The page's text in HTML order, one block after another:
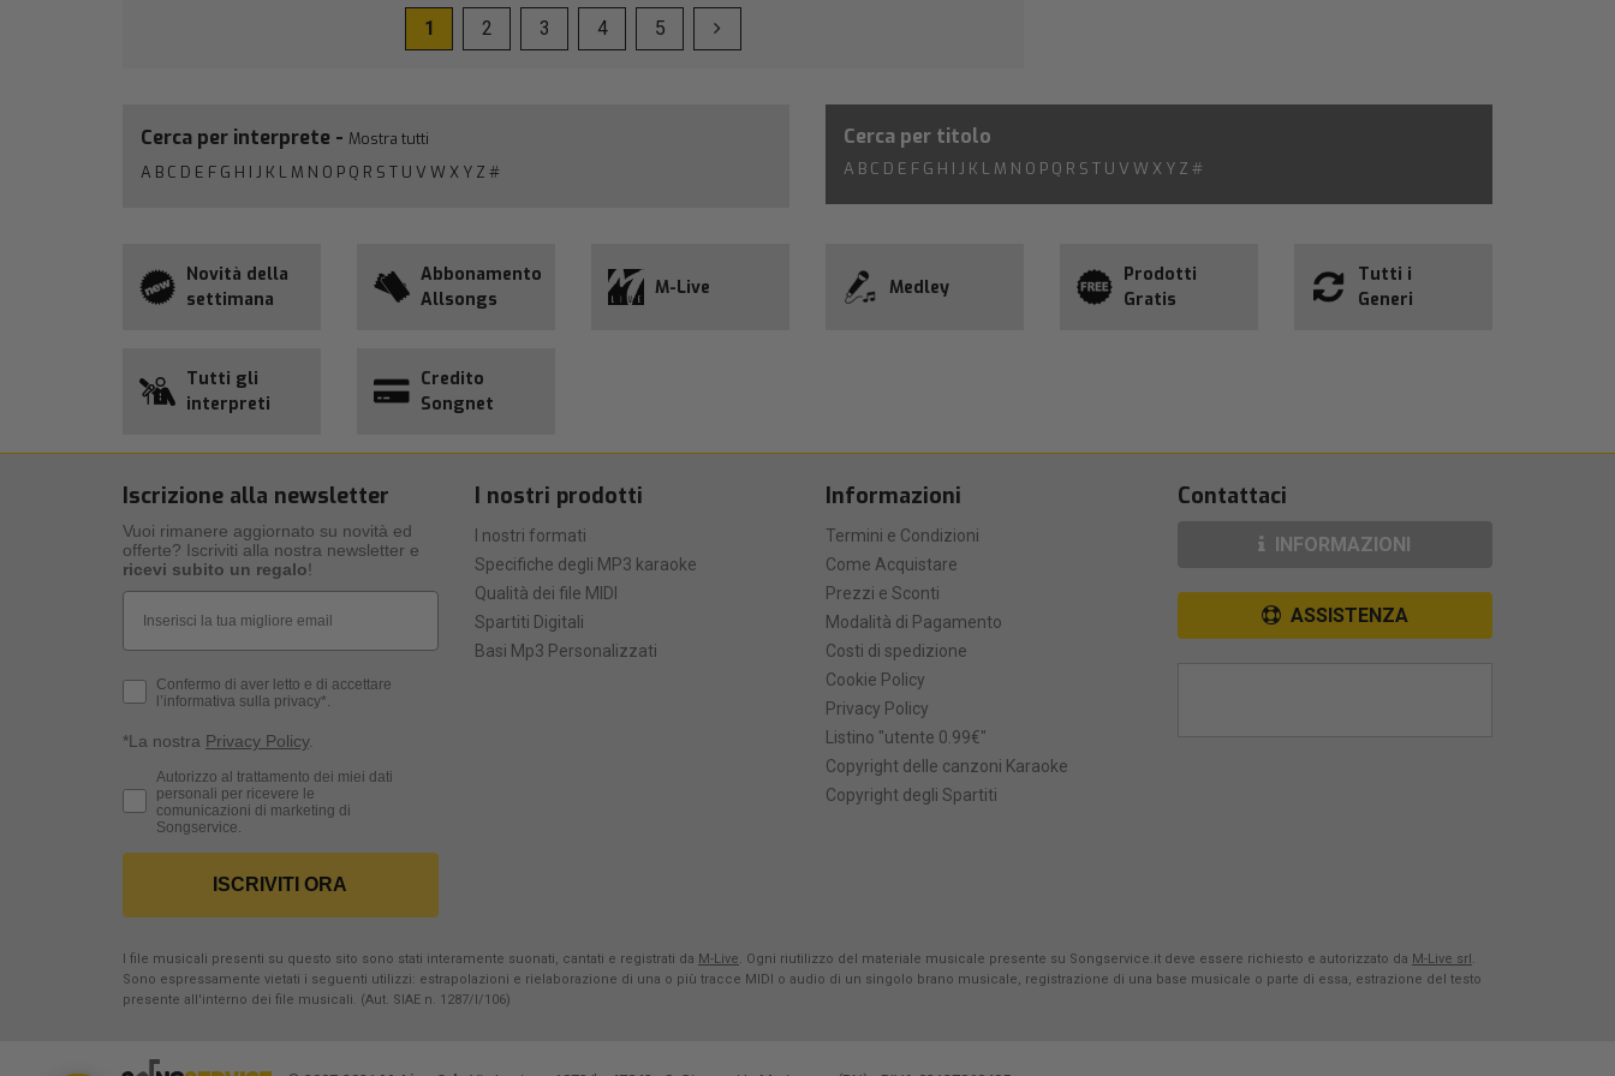
1 2 3 4 5
Cerca per interprete - Mostra tutti
A B C D E F G H I J K L M N O P Q R S T U V W X Y Z #
Cerca per titolo
A B C D E F G H I J K L M N O P Q R S T U V W X Y Z #
Novità della
settimana
Abbonamento
Allsongs
M-Live Medley
Prodotti
Gratis
Tutti i
Generi
Tutti gli
interpreti
Credito
Songnet
Iscrizione alla newsletter
Vuoi rimanere aggiornato su novità ed
offerte? Iscriviti alla nostra newsletter e
ricevi subito un regalo!
Privacy Policy
Confermo di aver letto e di accettare
l’informativa sulla privacy*.
*La nostra Privacy Policy.
Consenso Marketing
Autorizzo al trattamento dei miei dati
personali per ricevere le
comunicazioni di marketing di
Songservice.
ISCRIVITI ORA
I nostri prodotti
I nostri formati
Specifiche degli MP3 karaoke
Qualità dei file MIDI
Spartiti Digitali
Basi Mp3 Personalizzati
Informazioni
Termini e Condizioni
Come Acquistare
Prezzi e Sconti
Modalità di Pagamento
Costi di spedizione
Cookie Policy
Privacy Policy
Listino "utente 0.99€"
Copyright delle canzoni Karaoke
Copyright degli Spartiti
Contattaci
INFORMAZIONI
ASSISTENZA
I file musicali presenti su questo sito sono stati interamente suonati, cantati e registrati da M-Live. Ogni riutilizzo del materiale musicale presente su Songservice.it deve essere richiesto e autorizzato da M-Live srl .
Sono espressamente vietati i seguenti utilizzi: estrapolazioni e rielaborazione di una o più tracce MIDI o audio di un singolo brano musicale, registrazione di una base musicale o parte di essa, estrazione del testo
presente all'interno dei file musicali. (Aut. SIAE n. 1287/I/106)